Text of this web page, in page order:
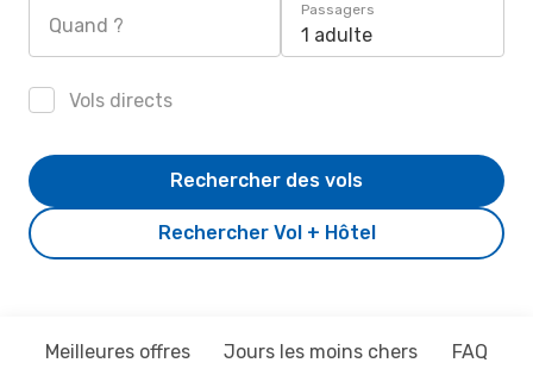
Quand ?
Passagers
1 adulte
Vols directs
Rechercher Vol + Hôtel
Rechercher des vols
Meilleures offres Jours les moins chers FAQ